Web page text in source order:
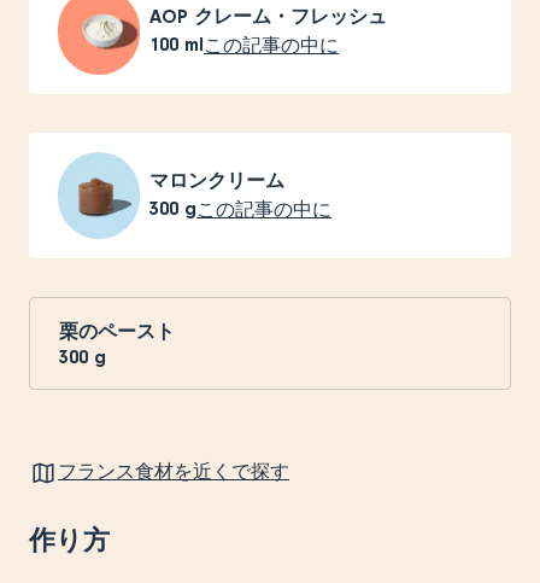
AOP クレーム・フレッシュ
100 mlこの記事の中に
マロンクリーム
300 gこの記事の中に
栗のペースト
300 g
フランス食材を近くで探す
作り方